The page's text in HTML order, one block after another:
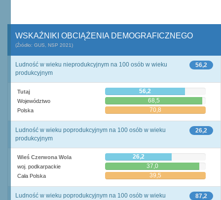
WSKAŹNIKI OBCIĄŻENIA DEMOGRAFICZNEGO
(Źródło: GUS, NSP 2021)
56,2
Ludność w wieku nieprodukcyjnym na 100 osób w wieku
produkcyjnym
Tutaj 56,2
Województwo 68,5
Polska 70,8
26,2
Ludność w wieku poprodukcyjnym na 100 osób w wieku
produkcyjnym
Wieś Czerwona Wola 26,2
woj. podkarpackie 37,0
Cała Polska 39,5
87,2
Ludność w wieku poprodukcyjnym na 100 osób w wieku